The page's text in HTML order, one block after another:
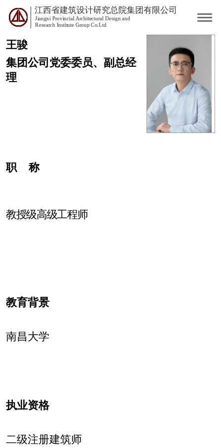
江西省建筑设计研究总院集团有限公司
Jiangxi Provincial Architectural Design and
Research Institute Group Co.Ltd
王骏
集团公司党委委员、副总经
理
职 称
教授级高级工程师
教育背景
南昌大学
执业资格
二级注册建筑师